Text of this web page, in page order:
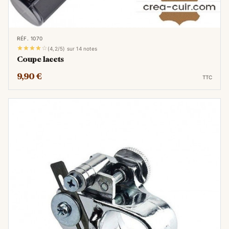
agréables, contribuant à la finition soignée
des pièces en cuir.
Enfin, l'épissoire ou alêne de laçage est un
outil polyvalent utilisé pour percer des trous
emplacements des lacets avant le laçage
proprement dit. Sa pointe fine et tranchante
RÉF. 1070
  (4,2/5) sur 14 notes
Coupe lacets
9,90 € TTC